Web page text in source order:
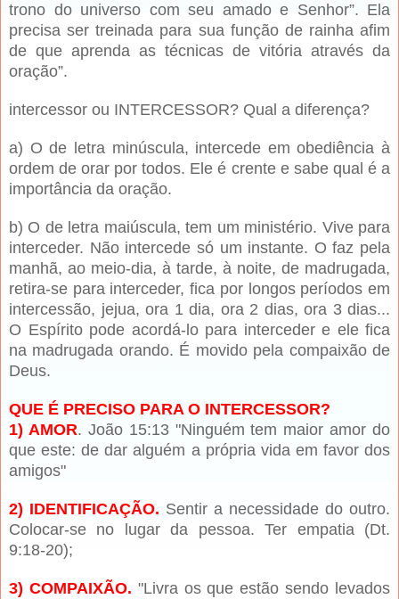
trono do universo com seu amado e Senhor”. Ela
precisa ser treinada para sua função de rainha afim
de que aprenda as técnicas de vitória através da
oração”.
intercessor ou INTERCESSOR? Qual a diferença?
a) O de letra minúscula, intercede em obediência à
ordem de orar por todos. Ele é crente e sabe qual é a
importância da oração.
b) O de letra maiúscula, tem um ministério. Vive para
interceder. Não intercede só um instante. O faz pela
manhã, ao meio-dia, à tarde, à noite, de madrugada,
retira-se para interceder, fica por longos períodos em
intercessão, jejua, ora 1 dia, ora 2 dias, ora 3 dias...
O Espírito pode acordá-lo para interceder e ele fica
na madrugada orando. É movido pela compaixão de
Deus.
QUE É PRECISO PARA O INTERCESSOR?
1) AMOR. João 15:13 "Ninguém tem maior amor do
que este: de dar alguém a própria vida em favor dos
amigos"
2) IDENTIFICAÇÃO. Sentir a necessidade do outro.
Colocar-se no lugar da pessoa. Ter empatia (Dt.
9:18-20);
3) COMPAIXÃO. "Livra os que estão sendo levados